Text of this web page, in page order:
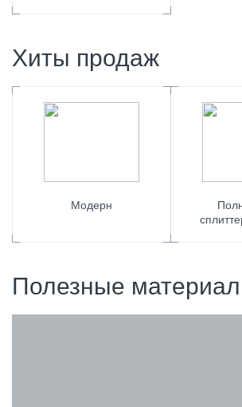
Хиты продаж
Модерн
Полезные